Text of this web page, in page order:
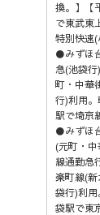
換。】【
で東武東
特別快速(
●みずほ
急(池袋
町・中華
行)利用
駅で埼京
●みずほ
(元町・
線通勤急
楽町線(
袋行)利
袋駅で東